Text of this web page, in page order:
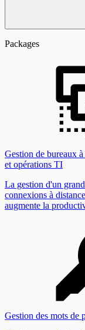
Packages
Gestion de bureaux
et opérations TI
La gestion d'un
connexions à
augmente la
Gestion des mots de